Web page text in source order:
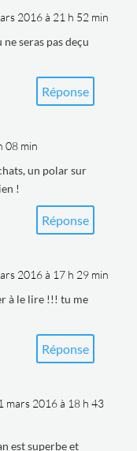
2016 à 21 h 52 min
seras pas deçu
Réponse
08 min
un polar sur
!
Réponse
2016 à 17 h 29 min
à le lire !!! tu me
Réponse
mars 2016 à 18 h 43
est superbe et